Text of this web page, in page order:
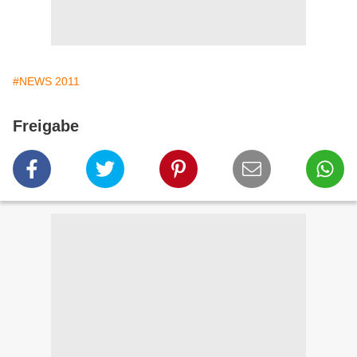
#NEWS 2011
Freigabe